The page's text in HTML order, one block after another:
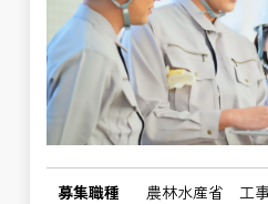
募集職種 農林水産省 工